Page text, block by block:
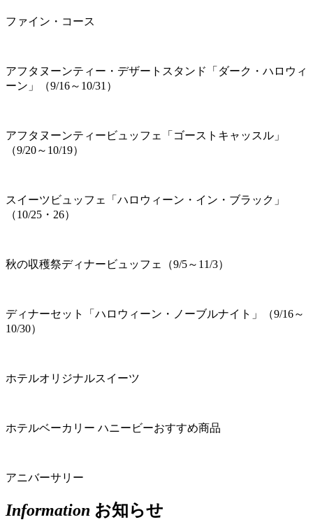
ファイン・コース
アフタヌーンティー・デザートスタンド「ダーク・ハロウィ
ーン」（9/16～10/31）
アフタヌーンティービュッフェ「ゴーストキャッスル」
（9/20～10/19）
スイーツビュッフェ「ハロウィーン・イン・ブラック」
（10/25・26）
秋の収穫祭ディナービュッフェ（9/5～11/3）
ディナーセット「ハロウィーン・ノーブルナイト」（9/16～
10/30）
ホテルオリジナルスイーツ
ホテルベーカリー ハニービーおすすめ商品
アニバーサリー
Information お知らせ